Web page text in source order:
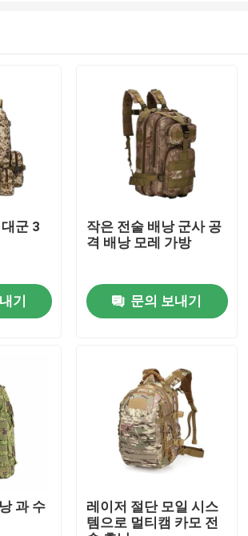
군 3
기
작은 전술 배낭 군사 공
격 배낭 모레 가방
문의 보내기
과 수
레이저 절단 모일 시스
템으로 멀티캠 카모 전